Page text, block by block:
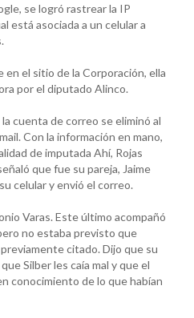
se logró rastrear la IP
está asociada a un celular a
en el sitio de la Corporación, ella
por el diputado Alinco.
cuenta de correo se eliminó al
Con la información en mano,
de imputada Ahí, Rojas
que fue su pareja, Jaime
celular y envió el correo.
Varas. Este último acompañó
no estaba previsto que
citado. Dijo que su
Silber les caía mal y que el
conocimiento de lo que habían